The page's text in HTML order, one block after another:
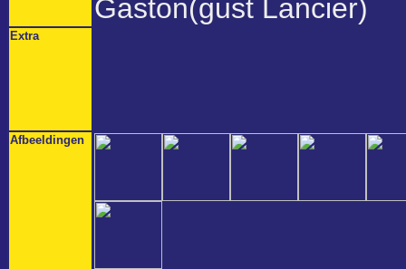
Gaston(gust Lancier)
Extra
Afbeeldingen